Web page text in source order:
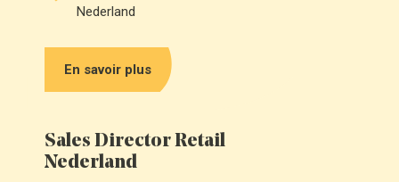
Nederland
En savoir plus
Sales Director Retail
Nederland